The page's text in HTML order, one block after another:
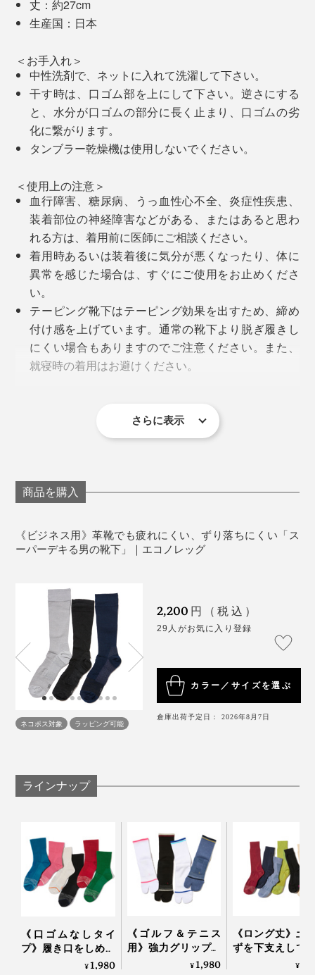
しっかりとしたホールド感はありつつも、窮屈さはな
スのような固さはありません。
「クッション編み」と「テーピング編み」の合わせ技
で、足裏のアーチを支え、動きのロスをなくし、安定し
た姿勢をキープ。足の筋肉が効率的に動くことで、疲労
を軽減、忙しいビジネスマンをサポートします。
丈：約27cm
生産国：日本
＜お手入れ＞
中性洗剤で、ネットに入れて洗濯して下さい。
干す時は、口ゴム部を上にして下さい。逆さにする
と、水分が口ゴムの部分に長く止まり、口ゴムの劣
化に繋がります。
タンブラー乾燥機は使用しないでください。
＜使用上の注意＞
血行障害、糖尿病、うっ血性心不全、炎症性疾患、
装着部位の神経障害などがある、またはあると思わ
れる方は、着用前に医師にご相談ください。
着用時あるいは装着後に気分が悪くなったり、体に
異常を感じた場合は、すぐにご使用をお止めくださ
い。
テーピング靴下はテーピング効果を出すため、締め
付け感を上げています。通常の靴下より脱ぎ履きし
にくい場合もありますのでご注意ください。また、
就寝時の着用はお避けください。
サイズが合わない、2枚重ねでのご使用、お肌に合わ
足の爪が伸びている、乾燥して足の角質が固くなっ
で靴下を履くと、生地に穴が開くことがあります。
着用時の摩擦や、湿った状態でご使用されることに
注意ください。
さらに表示
商品を購入
《ビジネス用》革靴でも疲れにくい、ずり落ちにくい「ス
ーパーデキる男の靴下」｜エコノレッグ
ネコポス対象 ラッピング可能
2,200 円（税込）
29人がお気に入り登録
カラー／サイズを選ぶ
倉庫出荷予定日： 2026年8月7日
ラインナップ
《口ゴムなしタイ
プ》履き口をしめつ
けない疲れしらずの
¥1,980
《ゴルフ＆テニス
用》強力グリップで
しっかり踏み込める
¥1,980
《ロング丈》土
ずを下支えして
底筋をサポート
¥